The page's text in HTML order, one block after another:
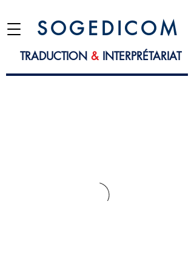
S O G E D I C O M
TRADUCTION &INTERPRÉTARIAT